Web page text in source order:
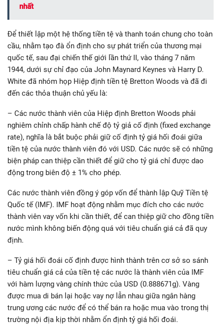
nhất
Để thiết lập một hệ thống tiền tệ và thanh toán chung cho toàn
cầu, nhằm tạo đà ổn định cho sự phát triển của thương mại
quốc tế, sau đại chiến thế giới lần thứ II, vào tháng 7 năm
1944, dưới sự chỉ đạo của John Maynard Keynes và Harry D.
White đã nhóm họp Hiệp định tiền tệ Bretton Woods và đã đi
đến các thỏa thuận chủ yếu là:
– Các nước thành viên của Hiệp định Bretton Woods phải
nghiêm chỉnh chấp hành chế độ tỷ giả cố định (fixed exchange
rate), nghĩa là bắt buộc phải giữ cố định tỷ giá hối đoái giữa
tiền tệ của nước thành viên đó với USD. Các nước sẽ có những
biện pháp can thiệp cần thiết để giữ cho tỷ giá chỉ được dao
động trong biên độ ± 1% cho phép.
Các nước thành viên đồng ý góp vốn để thành lập Quỹ Tiền tệ
Quốc tế (IMF). IMF hoạt động nhằm mục đích cho các nước
thành viên vay vốn khi cần thiết, để can thiệp giữ cho đồng tiền
nước mình không biến động quá với tiêu chuẩn giá cả đã quy
định.
– Tỷ giá hối đoái cố định được hình thành trên cơ sở so sánh
tiêu chuẩn giá cả của tiền tệ các nước là thành viên của IMF
với hàm lượng vàng chính thức của USD (0.888671g). Vàng
được mua di bán lại hoặc vay nợ lẫn nhau giữa ngân hàng
trung ương các nước để có thể bán ra hoặc mua vào trong thị
trường nội địa kịp thời nhằm ổn định tỷ giá hối đoái.